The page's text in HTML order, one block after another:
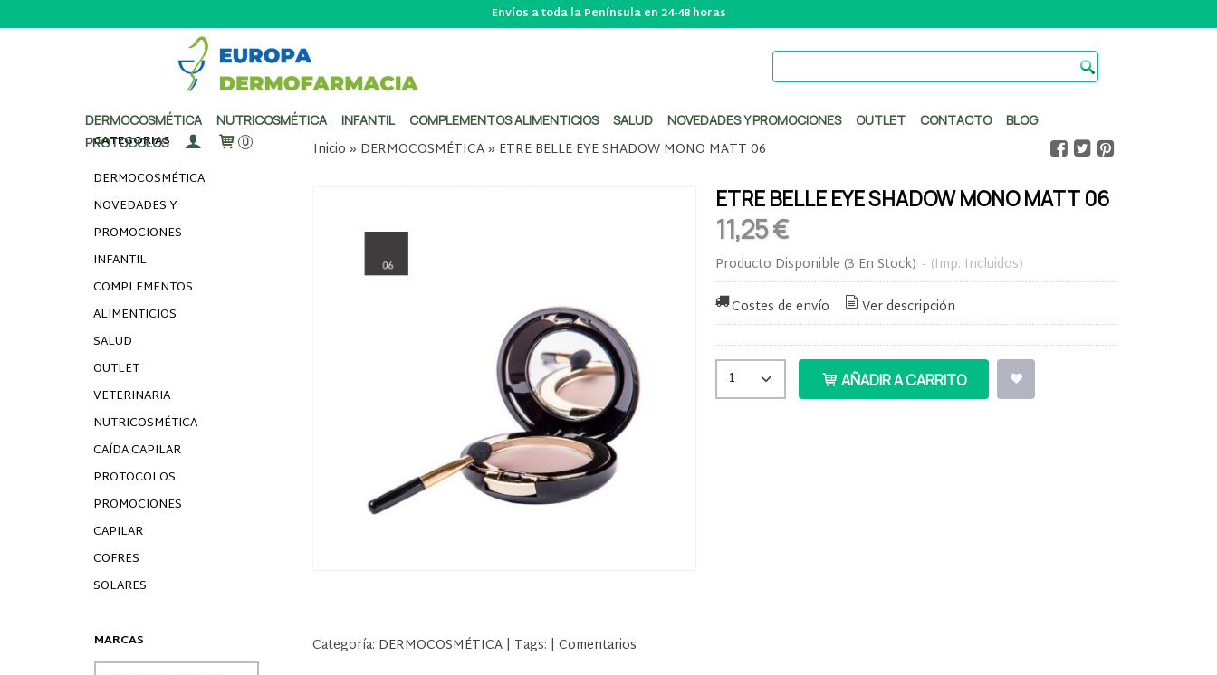
Envíos a toda la Península en 24-48 horas
DERMOCOSMÉTICA NUTRICOSMÉTICA INFANTIL COMPLEMENTOS ALIMENTICIOS SALUD NOVEDADES Y PROMOCIONES OUTLET CONTACTO
BLOG
PROTOCOLOS
0
CATEGORÍAS
DERMOCOSMÉTICA
NOVEDADES Y
PROMOCIONES
INFANTIL
COMPLEMENTOS
ALIMENTICIOS
SALUD
OUTLET
VETERINARIA
NUTRICOSMÉTICA
CAÍDA CAPILAR
PROTOCOLOS
PROMOCIONES
CAPILAR
COFRES
SOLARES
MARCAS
Inicio » DERMOCOSMÉTICA» ETRE BELLE EYE SHADOW MONO MATT 06
ETRE BELLE EYE SHADOW MONO MATT 06
11,25 €
Producto Disponible (3 En Stock) - (Imp. Incluidos)
Costes de envío
Ver descripción
AÑADIR A CARRITO
Categoría: DERMOCOSMÉTICA| Tags: | Comentarios